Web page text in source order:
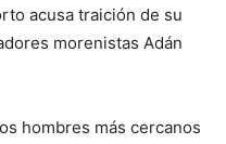
acusa traición de su
morenistas Adán
hombres más cercanos